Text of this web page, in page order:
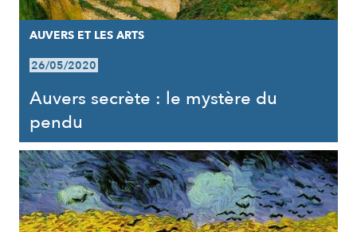
AUVERS ET LES ARTS
26/05/2020
Auvers secrète : le mystère du
pendu